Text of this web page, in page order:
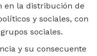
en la distribución de
y sociales, con
sociales.
y su consecuente